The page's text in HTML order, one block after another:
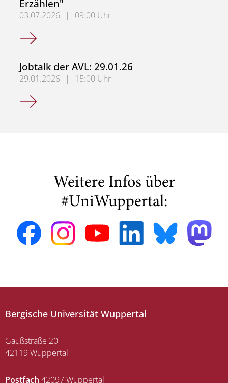
Erzählen"
03.07.2026 |
09:00 Uhr
Studientag der AVL: "Lost in translation? Inter-, Cross-
Jobtalk der AVL: 29.01.26
29.01.2026 |
15:00 Uhr
Jobtalk der AVL: 29.01.26
Weitere Infos über
#UniWuppertal:
Bergische Universität Wuppertal
Gaußstraße 20
42119 Wuppertal
Postfach 42097 Wuppertal